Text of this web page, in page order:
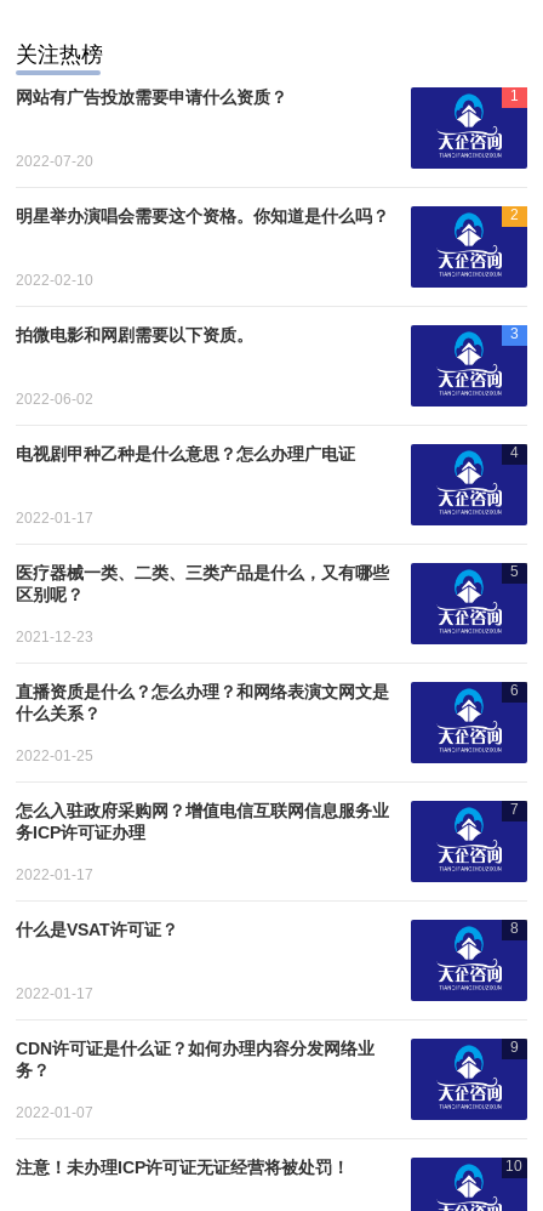
关注热榜
1
网站有广告投放需要申请什么资质？
2022-07-20
2
明星举办演唱会需要这个资格。你知道是什么吗？
2022-02-10
3
拍微电影和网剧需要以下资质。
2022-06-02
4
电视剧甲种乙种是什么意思？怎么办理广电证
2022-01-17
5
医疗器械一类、二类、三类产品是什么，又有哪些
区别呢？
2021-12-23
6
直播资质是什么？怎么办理？和网络表演文网文是
什么关系？
2022-01-25
7
怎么入驻政府采购网？增值电信互联网信息服务业
务ICP许可证办理
2022-01-17
8
什么是VSAT许可证？
2022-01-17
9
CDN许可证是什么证？如何办理内容分发网络业
务？
2022-01-07
10
注意！未办理ICP许可证无证经营将被处罚！